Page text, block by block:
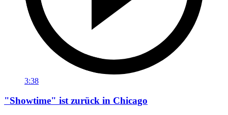
3:38
"Showtime" ist zurück in Chicago